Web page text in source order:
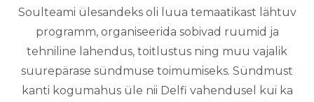
Soulteami ülesandeks oli luua temaatikast lähtuv
programm, organiseerida sobivad ruumid ja
tehniline lahendus, toitlustus ning muu vajalik
suurepärase sündmuse toimumiseks. Sündmust
kanti kogumahus üle nii Delfi vahendusel kui ka